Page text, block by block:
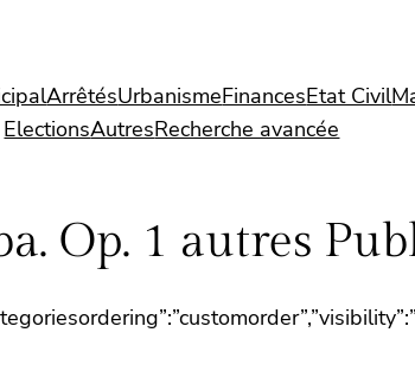
ArrêtésUrbanismeFinancesEtat Civil
ElectionsAutresRecherche avancée
Op. 1 autres